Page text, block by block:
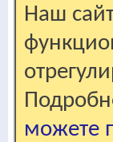
Наш
можете